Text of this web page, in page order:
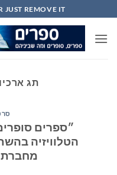
to
content
REMOVE IT...
תג
״ספרים
הטלוויזיה
מחברת